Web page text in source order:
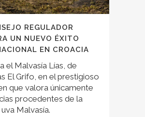
REGULADOR
UN NUEVO ÉXITO
EN CROACIA
el Malvasía Lías, de
El Grifo, en el prestigioso
que valora únicamente
procedentes de la
Malvasía.